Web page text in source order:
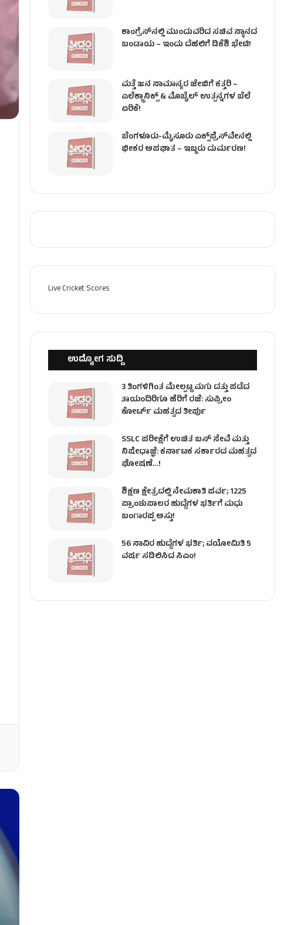
ಕಾಂಗ್ರೆಸ್​ನಲ್ಲಿ ಮುಂದುವರಿದ ಸಚಿವ ಸ್ಥಾನದ
ಬಂಡಾಯ – ಇಂದು ದೆಹಲಿಗೆ ಡಿಕೆಶಿ ಭೇಟಿ!
ಮತ್ತೆ ಜನ ಸಾಮಾನ್ಯರ ಜೇಬಿಗೆ ಕತ್ತರಿ –
ಎಲೆಕ್ಟ್ರಾನಿಕ್ಸ್ & ಮೊಬೈಲ್ ಉತ್ಪನ್ನಗಳ ಬೆಲೆ
ಏರಿಕೆ!
ಬೆಂಗಳೂರು-ಮೈಸೂರು ಎಕ್ಸ್‌ಪ್ರೆಸ್‌ವೇನಲ್ಲಿ
ಭೀಕರ ಅಪಘಾತ – ಇಬ್ಬರು ದುರ್ಮರಣ!
Live Cricket Scores
ಉದ್ಯೋಗ ಸುದ್ದಿ
3 ತಿಂಗಳಿಗಿಂತ ಮೇಲ್ಪಟ್ಟ ಮಗು ದತ್ತು ಪಡೆದ
ತಾಯಂದಿರಿಗೂ ಹೆರಿಗೆ ರಜೆ: ಸುಪ್ರೀಂ
ಕೋರ್ಟ್ ಮಹತ್ವದ ತೀರ್ಪು
SSLC ಪರೀಕ್ಷೆಗೆ ಉಚಿತ ಬಸ್ ಸೇವೆ ಮತ್ತು
ನಿಷೇಧಾಜ್ಞೆ: ಕರ್ನಾಟಕ ಸರ್ಕಾರದ ಮಹತ್ವದ
ಘೋಷಣೆ…!
ಶಿಕ್ಷಣ ಕ್ಷೇತ್ರದಲ್ಲಿ ನೇಮಕಾತಿ ಪರ್ವ; 1225
ಪ್ರಾಂಶುಪಾಲರ ಹುದ್ದೆಗಳ ಭರ್ತಿಗೆ ಮಧು
ಬಂಗಾರಪ್ಪ ಅಸ್ತು!
56 ಸಾವಿರ ಹುದ್ದೆಗಳ ಭರ್ತಿ; ವಯೋಮಿತಿ 5
ವರ್ಷ ಸಡಿಲಿಸಿದ ಸಿಎಂ!